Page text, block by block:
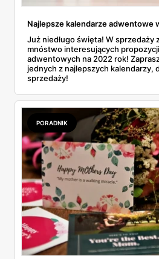
Najlepsze kalendarze adwentowe
Już niedługo święta! W sprzedaży
mnóstwo interesujących
adwentowych na 2022 rok!
jednych z najlepszych kalendarzy,
sprzedaży!
PORADNIK